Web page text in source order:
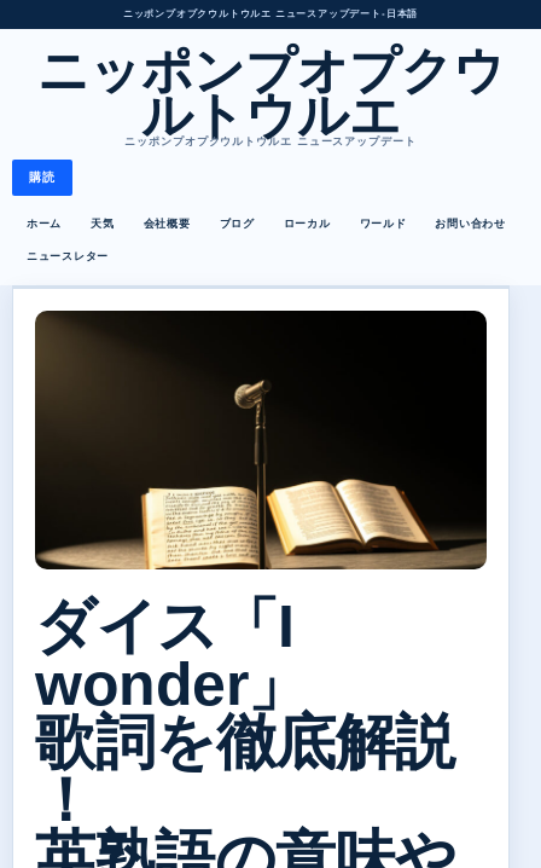
ニッポンプオプクウルトウルエ ニュースアップデート • 日本語
ニッポンプオプクウ
ルトウルエ
ニッポンプオプクウルトウルエ ニュースアップデート
購読
ホーム 天気 会社概要 ブログ ローカル ワールド お問い合わせ
ニュースレター
ダイス「I
wonder」
歌詞を徹底解説
！